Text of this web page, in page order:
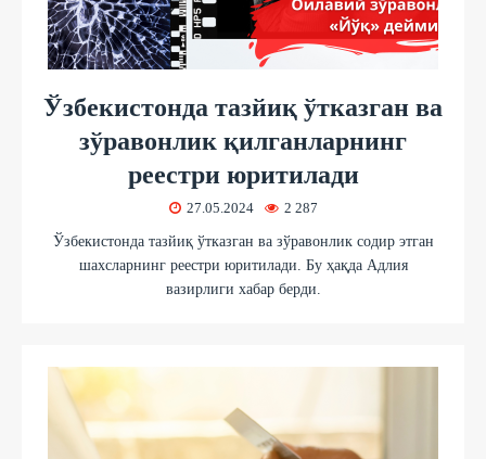
Ўзбекистонда тазйиқ ўтказган ва
зўравонлик қилганларнинг
реестри юритилади
27.05.2024 2 287
Ўзбекистонда тазйиқ ўтказган ва зўравонлик содир этган
шахсларнинг реестри юритилади. Бу ҳақда Адлия
вазирлиги хабар берди.